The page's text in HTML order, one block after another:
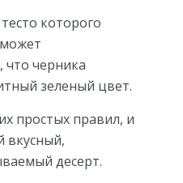
которого
что черника
зеленый цвет.
простых правил, и
вкусный,
десерт.